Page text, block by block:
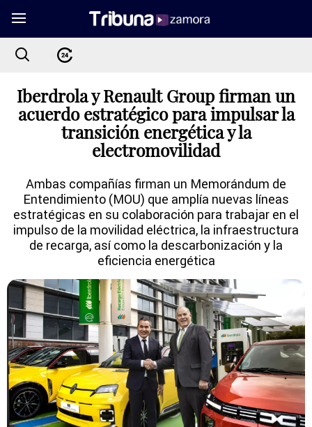
Iberdrola y Renault Group firman un
acuerdo estratégico para impulsar la
transición energética y la
electromovilidad
Ambas compañías firman un Memorándum de
Entendimiento (MOU) que amplía nuevas líneas
estratégicas en su colaboración para trabajar en el
impulso de la movilidad eléctrica, la infraestructura
de recarga, así como la descarbonización y la
eficiencia energética